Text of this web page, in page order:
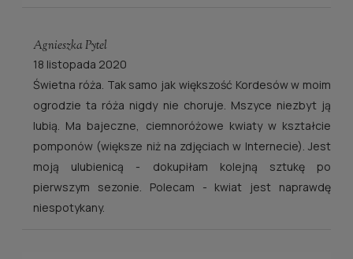
Agnieszka Pytel
18 listopada 2020
Świetna róża. Tak samo jak większość Kordesów w moim
ogrodzie ta róża nigdy nie choruje. Mszyce niezbyt ją
lubią. Ma bajeczne, ciemnoróżowe kwiaty w kształcie
pomponów (większe niż na zdjęciach w Internecie). Jest
moją ulubienicą - dokupiłam kolejną sztukę po
pierwszym sezonie. Polecam - kwiat jest naprawdę
niespotykany.